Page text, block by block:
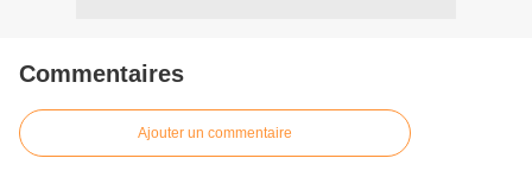
Commentaires
Ajouter un commentaire